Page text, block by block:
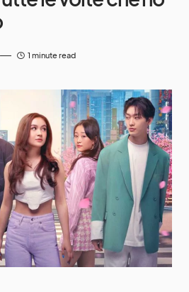
1 minute read